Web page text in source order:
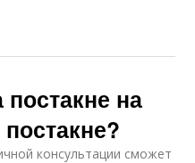
постакне на
консультации сможет